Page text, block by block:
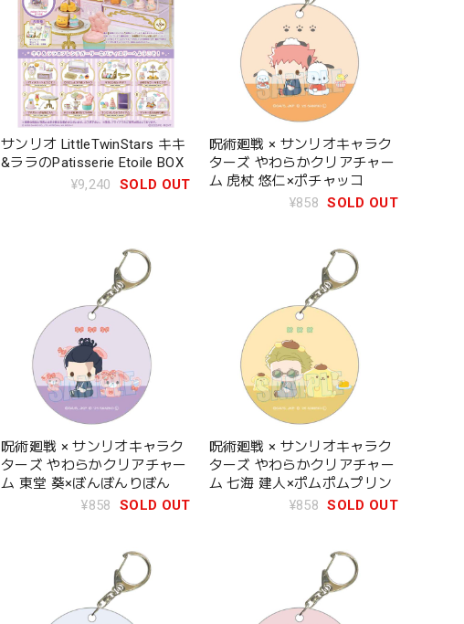
サンリオ LittleTwinStars キキ
&ララのPatisserie Etoile BOX
¥9,240
SOLD OUT
呪術廻戦 × サンリオキャラク
ターズ やわらかクリアチャー
ム 虎杖 悠仁×ポチャッコ
¥858 SOLD OUT
呪術廻戦 × サンリオキャラク
ターズ やわらかクリアチャー
ム 東堂 葵×ぼんぼんりぼん
¥858
SOLD OUT
呪術廻戦 × サンリオキャラク
ターズ やわらかクリアチャー
ム 七海 建人×ポムポムプリン
¥858 SOLD OUT